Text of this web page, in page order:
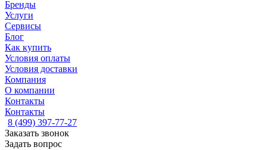
Бренды
Услуги
Сервисы
Блог
Как купить
Условия оплаты
Условия доставки
Компания
О компании
Контакты
Контакты
8 (499) 397-77-27
Заказать звонок
Задать вопрос